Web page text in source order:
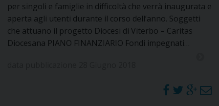
per singoli e famiglie in difficoltà che verrà inaugurata e
aperta agli utenti durante il corso dell’anno. Soggetti
che attuano il progetto Diocesi di Viterbo – Caritas
Diocesana PIANO FINANZIARIO Fondi impegnati…